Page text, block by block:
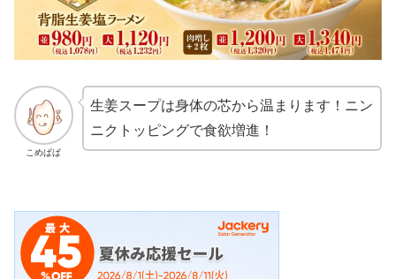
こめぱぱ
生姜スープは身体の芯から温まります！ニン
ニクトッピングで食欲増進！